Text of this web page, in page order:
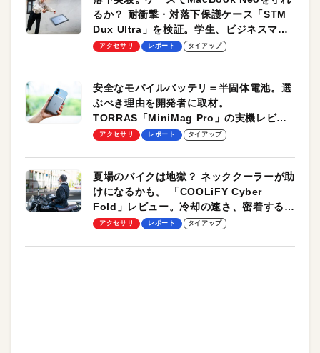
るか？ 耐衝撃・対落下保護ケース「STM
Dux Ultra」を検証。学生、ビジネスマン
のモバイルユースに最適！
アクセサリ レポート タイアップ
安全なモバイルバッテリ＝半固体電池。選
ぶべき理由を開発者に取材。
TORRAS「MiniMag Pro」の実機レビュ
ーも
アクセサリ レポート タイアップ
夏場のバイクは地獄？ ネッククーラーが助
けになるかも。 「COOLiFY Cyber
Fold」レビュー。冷却の速さ、密着する冷
却プレート、シンプルな操作性がグッド！
アクセサリ レポート タイアップ